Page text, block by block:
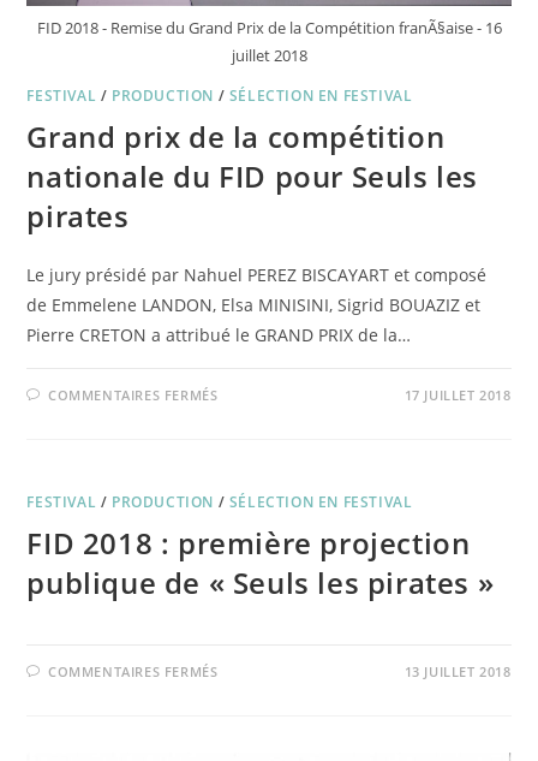
FID 2018 - Remise du Grand Prix de la Compétition franÃ§aise - 16
juillet 2018
FESTIVAL / PRODUCTION / SÉLECTION EN FESTIVAL
Grand prix de la compétition
nationale du FID pour Seuls les
pirates
Le jury présidé par Nahuel PEREZ BISCAYART et composé
de Emmelene LANDON, Elsa MINISINI, Sigrid BOUAZIZ et
Pierre CRETON a attribué le GRAND PRIX de la…
COMMENTAIRES FERMÉSSUR
NATIONALE
DU
POUR
SEULS
PIRATES
17 JUILLET 2018
FESTIVAL / PRODUCTION / SÉLECTION EN FESTIVAL
FID 2018 : première projection
publique de « Seuls les pirates »
COMMENTAIRES FERMÉSSUR 13 JUILLET 2018